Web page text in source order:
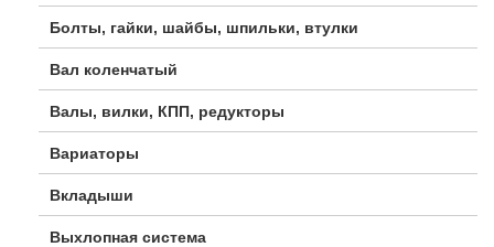
Болты, гайки, шайбы, шпильки, втулки
Вал коленчатый
Валы, вилки, КПП, редукторы
Вариаторы
Вкладыши
Выхлопная система